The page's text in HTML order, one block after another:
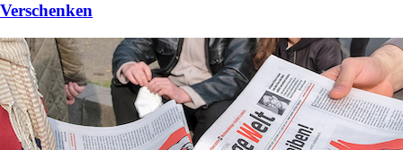
Verschenken